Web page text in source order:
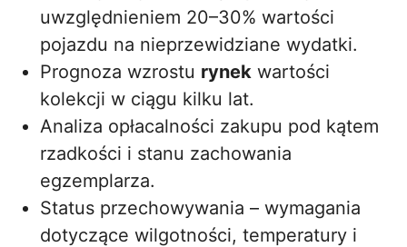
uwzględnieniem 20–30% wartości
pojazdu na nieprzewidziane wydatki.
Prognoza wzrostu rynek wartości
kolekcji w ciągu kilku lat.
Analiza opłacalności zakupu pod kątem
rzadkości i stanu zachowania
egzemplarza.
Status przechowywania – wymagania
dotyczące wilgotności, temperatury i